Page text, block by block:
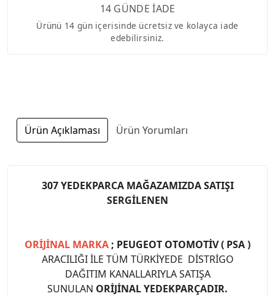
14 GÜNDE İADE
Ürünü 14 gün içerisinde ücretsiz ve kolayca iade
edebilirsiniz.
Ürün Açıklaması Ürün Yorumları
307 YEDEKPARCA MAĞAZAMIZDA SATIŞI
SERGİLENEN
ORİJİNAL MARKA ; PEUGEOT OTOMOTİV ( PSA )
ARACILIĞI İLE TÜM TÜRKİYEDE DİSTRİGO
DAĞITIM KANALLARIYLA SATIŞA
SUNULAN ORİJİNAL YEDEKPARÇADIR.